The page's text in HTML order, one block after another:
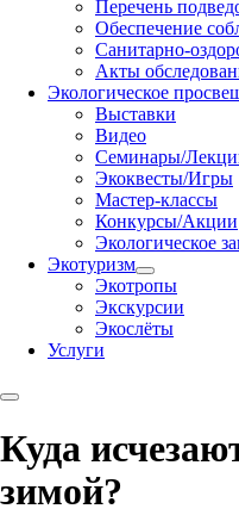
Перечень
Обеспечение
Санитарно-
Акты
Экологическое
Выставки
Видео
Семинары/
Экоквесты/Игры
Мастер-классы
Конкурсы/Акции
Экологическое
Экотуризм
Экотропы
Экскурсии
Экослёты
Услуги
Куда
зимой?